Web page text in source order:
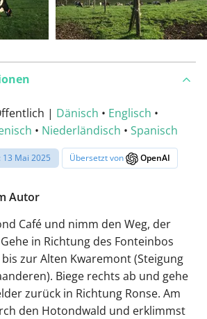
| Dänisch • Englisch •
• Niederländisch • Spanisch
Mai 2025 Übersetzt von OpenAI
Autor
Café und nimm den Weg, der
in Richtung des Fonteinbos
zur Alten Kwaremont (Steigung
Biege rechts ab und gehe
zurück in Richtung Ronse. Am
den Hotondwald und erklimmst